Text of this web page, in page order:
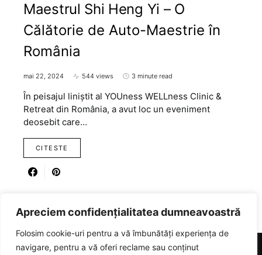
Apreciem confidențialitatea dumneavoastră
Folosim cookie-uri pentru a vă îmbunătăți experiența de
navigare, pentru a vă oferi reclame sau conținut
Maestrul Shi Heng Yi – O
Călătorie de Auto-Maestrie în
România
mai 22, 2024 544 views 3 minute read
În peisajul liniștit al YOUness WELLness Clinic &
Retreat din România, a avut loc un eveniment
deosebit care…
CITESTE